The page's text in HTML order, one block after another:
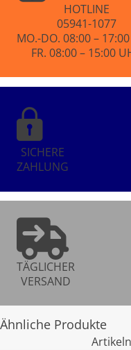
HOTLINE
05941-1077
MO.-DO. 08:00 –
FR. 08:00 – 15:00
SICHERE
ZAHLUNG
TÄGLICHER
VERSAND
Ähnliche Produkte